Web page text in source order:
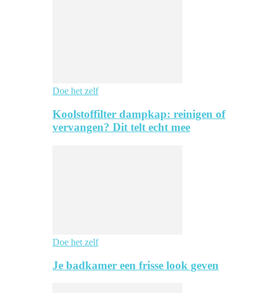
Doe het zelf
Koolstoffilter dampkap: reinigen of
vervangen? Dit telt echt mee
Doe het zelf
Je badkamer een frisse look geven